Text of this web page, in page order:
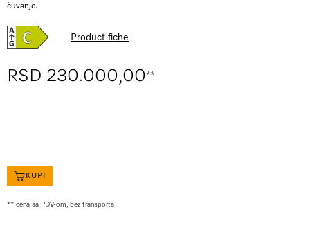
čuvanje.
Product fiche
RSD 230.000,00**
KUPI
** cena sa PDV-om, bez transporta